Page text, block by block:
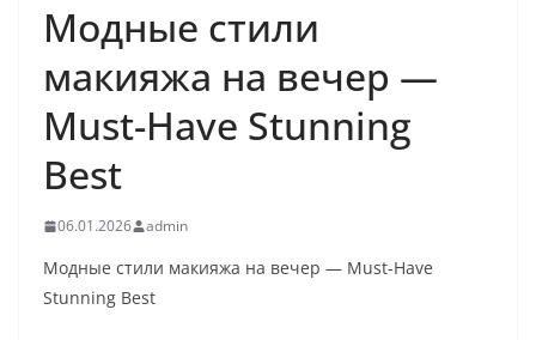
Модные стили
макияжа на вечер —
Must-Have Stunning
Best
06.01.2026 admin
Модные стили макияжа на вечер — Must-Have
Stunning Best